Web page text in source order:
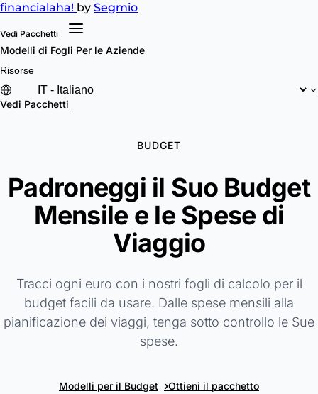
financialaha! by Segmio
Vedi Pacchetti
Modelli di Fogli Per le Aziende
Risorse
Vedi Pacchetti
BUDGET
Padroneggi il Suo Budget
Mensile e le Spese di
Viaggio
Tracci ogni euro con i nostri fogli di calcolo per il
budget facili da usare. Dalle spese mensili alla
pianificazione dei viaggi, tenga sotto controllo le Sue
spese.
Modelli per il Budget ›Ottieni il pacchetto